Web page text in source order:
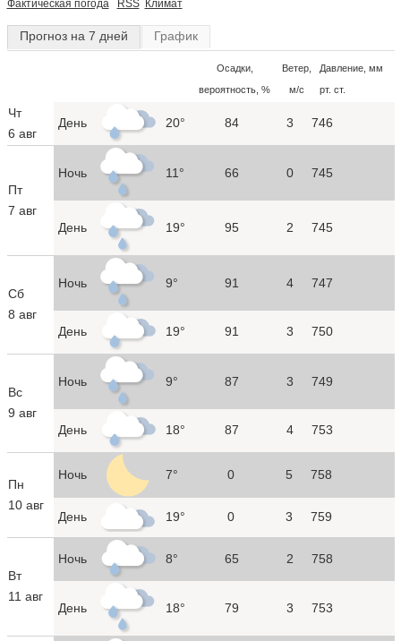
Фактическая погода RSS Климат
Прогноз на 7 дней График
Осадки,
вероятность, %
Ветер,
м/с
Давление, мм
рт. ст.
Чт
6 авг
День 20° 84 3 746
Пт
7 авг
Ночь 11° 66 0 745
День 19° 95 2 745
Сб
8 авг
Ночь 9° 91 4 747
День 19° 91 3 750
Вс
9 авг
Ночь 9° 87 3 749
День 18° 87 4 753
Пн
10 авг
Ночь 7° 0 5 758
День 19° 0 3 759
Вт
11 авг
Ночь 8° 65 2 758
День 18° 79 3 753